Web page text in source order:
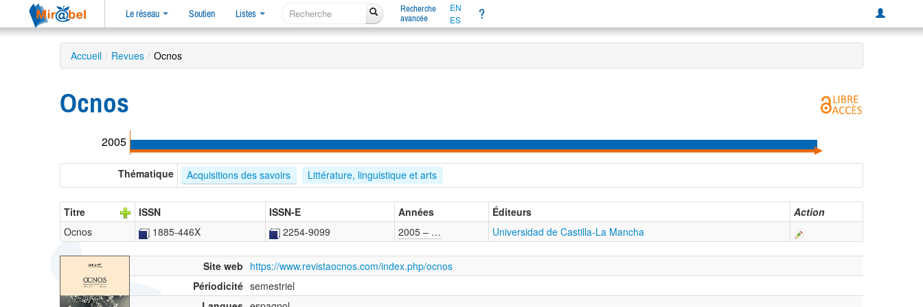
Le réseau Soutien Listes
Recherche
avancée
EN
ES
?
Accueil / Revues / Ocnos
Ocnos
2005
Thématique Acquisitions des savoirs Littérature, linguistique et arts
Titre ISSN ISSN-E Années Éditeurs
Action
Ocnos
1885-446X 2254-9099 2005 – … Universidad de Castilla-La Mancha
Site web https://www.revistaocnos.com/index.php/ocnos
Périodicité semestriel